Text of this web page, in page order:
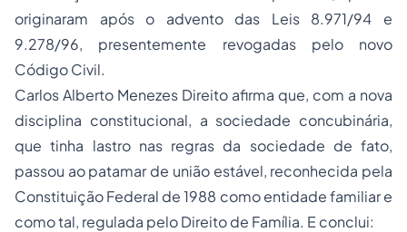
originaram após o advento das Leis 8.971/94 e
9.278/96, presentemente revogadas pelo novo
Código Civil.
Carlos Alberto Menezes Direito afirma que, com a nova
disciplina constitucional, a sociedade concubinária,
que tinha lastro nas regras da sociedade de fato,
passou ao patamar de união estável, reconhecida pela
Constituição Federal de 1988 como entidade familiar e
como tal, regulada pelo Direito de Família. E conclui: